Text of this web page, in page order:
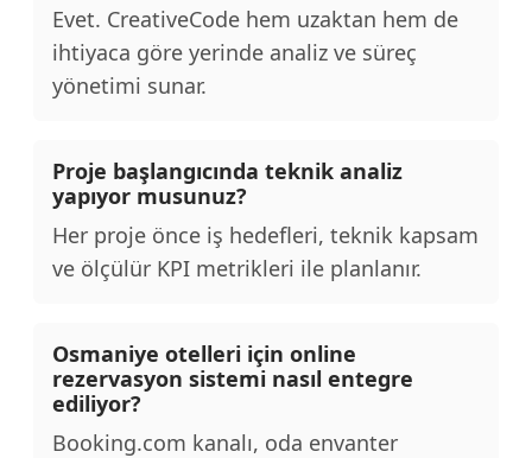
Evet. CreativeCode hem uzaktan hem de
ihtiyaca göre yerinde analiz ve süreç
yönetimi sunar.
Proje başlangıcında teknik analiz
yapıyor musunuz?
Her proje önce iş hedefleri, teknik kapsam
ve ölçülür KPI metrikleri ile planlanır.
Osmaniye otelleri için online
rezervasyon sistemi nasıl entegre
ediliyor?
Booking.com kanalı, oda envanter